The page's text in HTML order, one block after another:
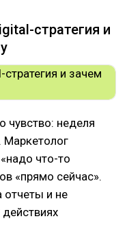
стратегия и
чувство: неделя
Маркетолог
что-то
«прямо сейчас».
отчеты и не